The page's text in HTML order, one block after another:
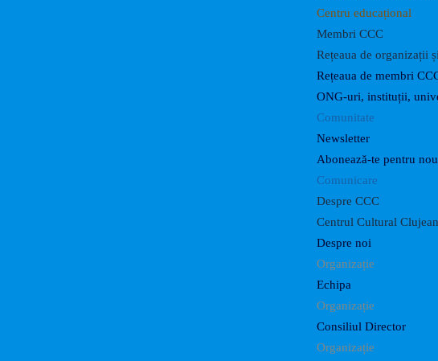
Centru educațional
Membri CCC
Rețeaua de organizații
Rețeaua de membri
ONG-uri, instituții,
Comunitate
Newsletter
Abonează-te pentru
Comunicare
Despre CCC
Centrul Cultural
Despre noi
Organizație
Echipa
Organizație
Consiliul Director
Organizație